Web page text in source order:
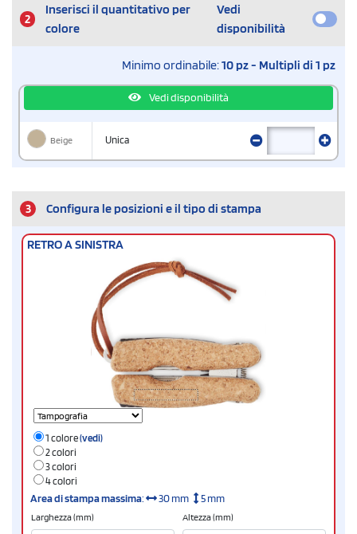
2
Inserisci il quantitativo per
colore
Vedi
disponibilità
Minimo ordinabile:10 pz - Multipli di 1 pz
Vedi disponibilità
Beige Unica
3 Configura le posizioni e il tipo di stampa
RETRO A SINISTRA
1 colore(vedi)
2 colori
3 colori
4 colori
Area di stampa massima: 30 mm 5 mm
Larghezza (mm) Altezza (mm)